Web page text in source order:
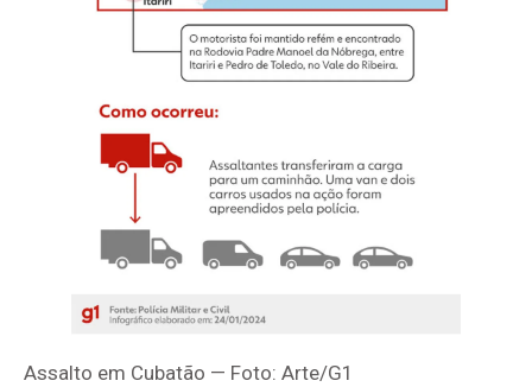
Assalto em Cubatão — Foto: Arte/G1